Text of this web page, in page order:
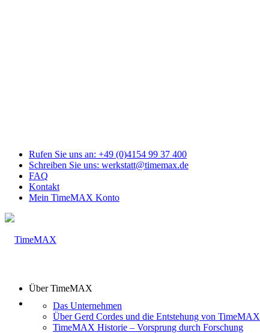
Rufen Sie uns an: +49 (0)4154 99 37 400
Schreiben Sie uns: werkstatt@timemax.de
FAQ
Kontakt
Mein TimeMAX Konto
Über TimeMAX
Das Unternehmen
Über Gerd Cordes und die Entstehung von TimeMAX
TimeMAX Historie – Vorsprung durch Forschung